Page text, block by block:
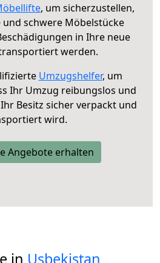
, um sicherzustellen,
schwere Möbelstücke
in Ihre neue
werden.
Umzugshelfer, um
Ihr Umzug reibungslos und
Besitz sicher verpackt und
wird.
Angebote erhalten
in Usbekistan